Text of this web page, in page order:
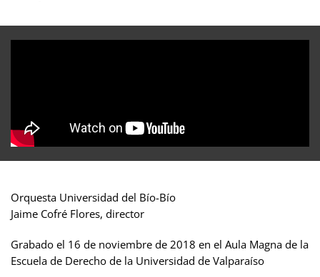
Orquesta Universidad del Bío-Bío
Jaime Cofré Flores, director
Grabado el 16 de noviembre de 2018 en el Aula Magna de la
Escuela de Derecho de la Universidad de Valparaíso